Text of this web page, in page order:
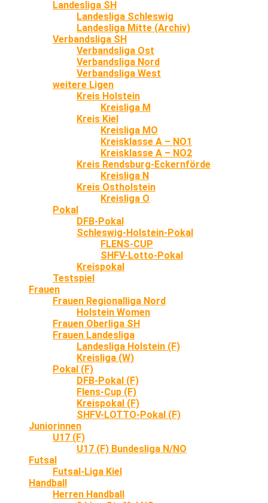
Landesliga SH
Landesliga Schleswig
Landesliga Mitte (Archiv)
Verbandsliga SH
Verbandsliga Ost
Verbandsliga Nord
Verbandsliga West
weitere Ligen
Kreis Holstein
Kreisliga M
Kreis Kiel
Kreisliga MO
Kreisklasse A – NO1
Kreisklasse A – NO2
Kreis Rendsburg-Eckernförde
Kreisliga N
Kreis Ostholstein
Kreisliga O
Pokal
DFB-Pokal
Schleswig-Holstein-Pokal
FLENS-CUP
SHFV-Lotto-Pokal
Kreispokal
Testspiel
Frauen
Frauen Regionalliga Nord
Holstein Women
Frauen Oberliga SH
Frauen Landesliga
Landesliga Holstein (F)
Kreisliga (W)
Pokal (F)
DFB-Pokal (F)
Flens-Cup (F)
Kreispokal (F)
SHFV-LOTTO-Pokal (F)
Juniorinnen
U17 (F)
U17 (F) Bundesliga N/NO
Futsal
Futsal-Liga Kiel
Handball
Herren Handball